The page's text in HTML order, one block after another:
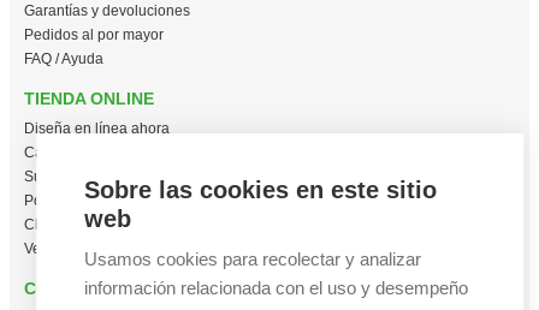
Sobre las cookies en este sitio
web
Usamos cookies para recolectar y analizar
información relacionada con el uso y desempeño
Garantías y devoluciones
Pedidos al por mayor
FAQ / Ayuda
TIENDA ONLINE
Diseña en línea ahora
Camisetas personalizadas
Sudaderas personalizadas
Polos personalizados
Chaquetas Softshell
Ver todas las categorías
CONTACTO